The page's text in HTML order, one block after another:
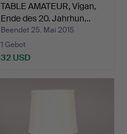
TABLE AMATEUR, Vigan,
Ende des 20. Jahrhun…
Beendet 25. Mai 2015
1 Gebot
32 USD